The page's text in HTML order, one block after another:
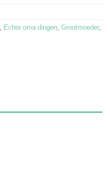
Echte oma dingen Grootmoeder,